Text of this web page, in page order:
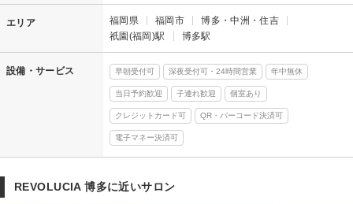
エリア 福岡県 福岡市
博多・中洲・住吉
祇園(福岡)駅
博多駅
設備・サービス 早朝受付可 深夜受付可・24時間営業 年中無休
当日予約歓迎 子連れ歓迎 個室あり
クレジットカード可 QR・バーコード決済可
電子マネー決済可
REVOLUCIA 博多に近いサロン